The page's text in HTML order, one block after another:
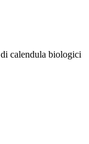
calendula biologici